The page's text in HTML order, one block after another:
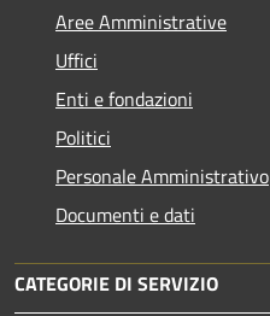
Aree Amministrative
Uffici
Enti e fondazioni
Politici
Personale Amministrativo
Documenti e dati
CATEGORIE DI SERVIZIO